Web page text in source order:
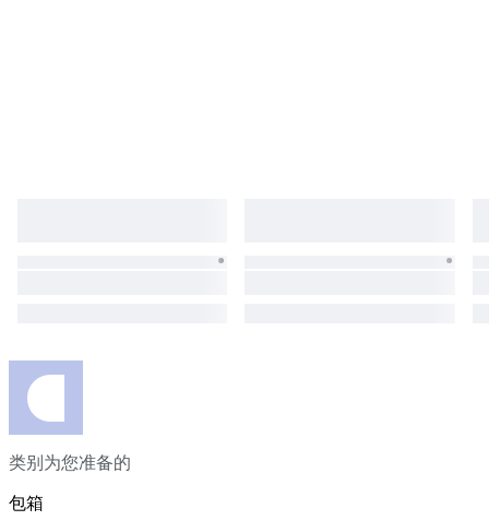
类别为您准备的
包箱